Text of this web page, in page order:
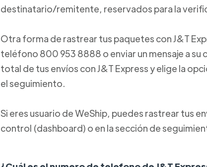
destinatario/remitente, reservados para la
Otra forma de rastrear tus paquetes con J&T
teléfono 800 953 8888 o enviar un mensaje a su
total de tus envíos con J&T Express y elige la
el seguimiento.
Si eres usuario de WeShip, puedes rastrear tus
control (dashboard) o en la sección de